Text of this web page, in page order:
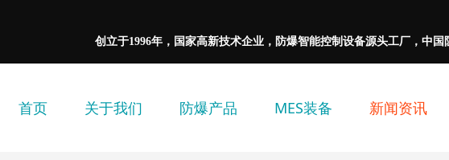
创立于1996年，国家高新技术企业，防爆智能控制设备源头工厂，中国
首页 关于我们 防爆产品 MES装备 新闻资讯